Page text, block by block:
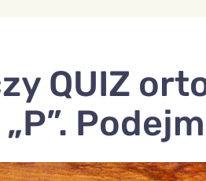
QUIZ